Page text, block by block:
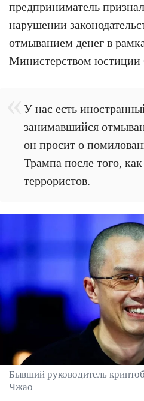
предприниматель
нарушении
отмыванием денег в
Министерством
У нас есть
занимавшийся
он просит о
Трампа после того,
террористов.
Бывший руководитель
Чжао